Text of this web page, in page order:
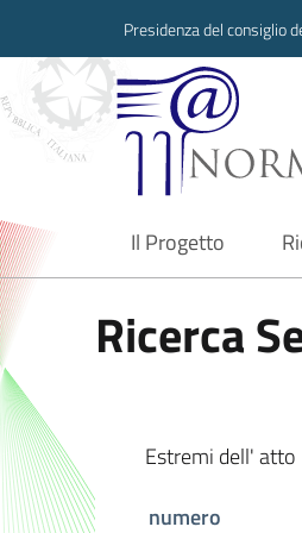
Presidenza del consiglio
Il Progetto
current
Ricerca
Estremi dell' atto
numero